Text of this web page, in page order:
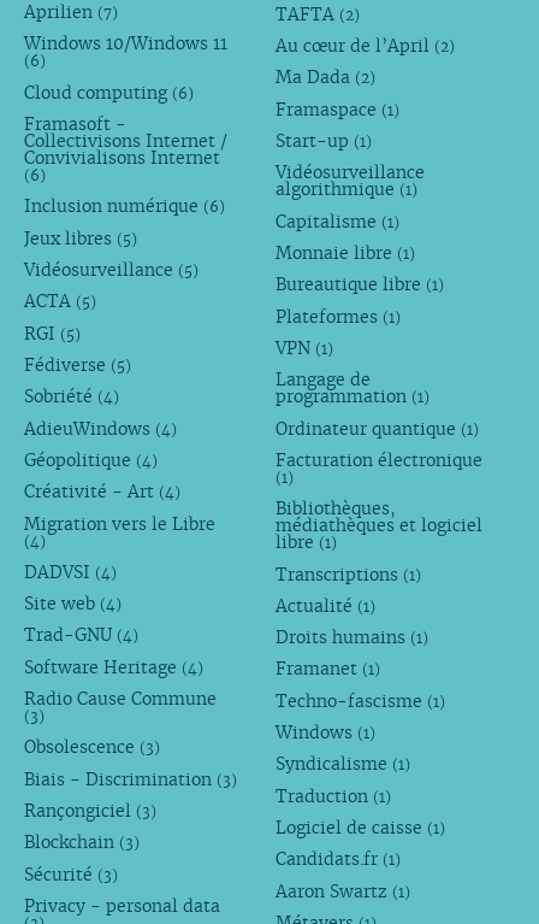
Aprilien (7)
Windows 10/Windows 11
(6)
Cloud computing (6)
Framasoft -
Collectivisons Internet /
Convivialisons Internet
(6)
Inclusion numérique (6)
Jeux libres (5)
Vidéosurveillance (5)
ACTA (5)
RGI (5)
Fédiverse (5)
Sobriété (4)
AdieuWindows (4)
Géopolitique (4)
Créativité - Art (4)
Migration vers le Libre
(4)
DADVSI (4)
Site web (4)
Trad-GNU (4)
Software Heritage (4)
Radio Cause Commune
(3)
Obsolescence (3)
Biais - Discrimination (3)
Rançongiciel (3)
Blockchain (3)
Sécurité (3)
Privacy - personal data
TAFTA (2)
Au cœur de l’April (2)
Ma Dada (2)
Framaspace (1)
Start-up (1)
Vidéosurveillance
algorithmique (1)
Capitalisme (1)
Monnaie libre (1)
Bureautique libre (1)
Plateformes (1)
VPN (1)
Langage de
programmation (1)
Ordinateur quantique (1)
Facturation électronique
(1)
Bibliothèques,
médiathèques et logiciel
libre (1)
Transcriptions (1)
Actualité (1)
Droits humains (1)
Framanet (1)
Techno-fascisme (1)
Windows (1)
Syndicalisme (1)
Traduction (1)
Logiciel de caisse (1)
Candidats.fr (1)
Aaron Swartz (1)